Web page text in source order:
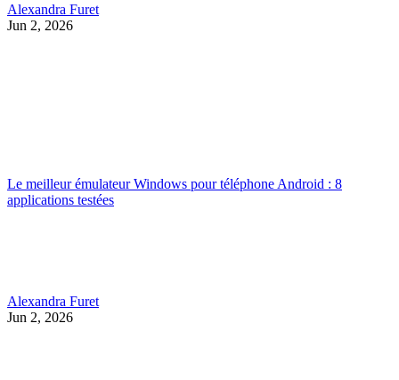
Alexandra Furet
Jun 2, 2026
Le meilleur émulateur Windows pour téléphone Android : 8
applications testées
Alexandra Furet
Jun 2, 2026